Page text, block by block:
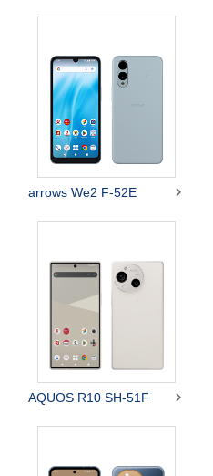
arrows We2 F-52E 
AQUOS R10 SH-51F 